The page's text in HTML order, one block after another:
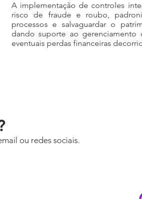
A implementação de controles
risco de fraude e roubo,
processos e salvaguardar o
dando suporte ao gerenciamento
eventuais perdas financeiras
ou redes sociais.